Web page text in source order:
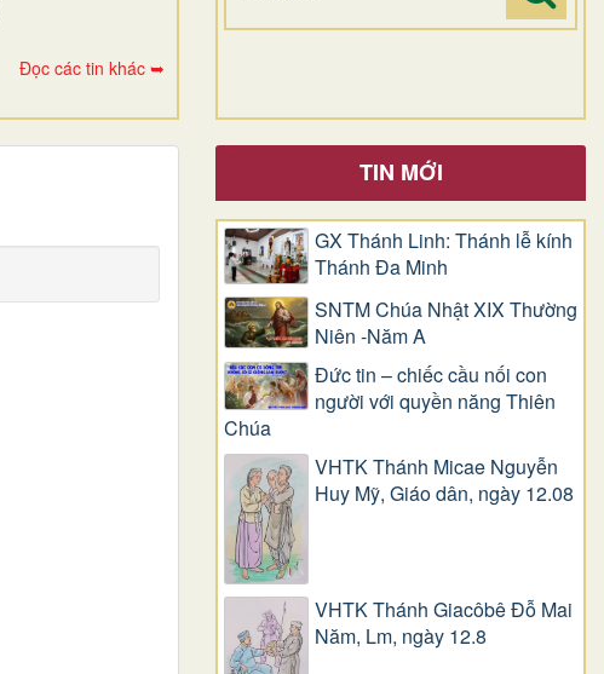
Đọc các tin khác ➥
TIN MỚI
GX Thánh Linh: Thánh lễ kính
Thánh Đa Minh
SNTM Chúa Nhật XIX Thường
Niên -Năm A
Đức tin – chiếc cầu nối con
người với quyền năng Thiên
Chúa
VHTK Thánh Micae Nguyễn
Huy Mỹ, Giáo dân, ngày 12.08
VHTK Thánh Giacôbê Ðỗ Mai
Năm, Lm, ngày 12.8